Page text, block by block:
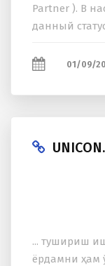
Partner ). В
данный
01/09/
... тушириш
ёрдамни ҳам